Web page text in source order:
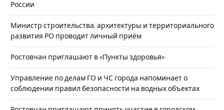
России
Министр строительства, архитектуры и территориального
развития РО проводит личный приём
Ростовчан приглашают в «Пункты здоровья»
Управление по делам ГО и ЧС города напоминает о
соблюдении правил безопасности на водных объектах